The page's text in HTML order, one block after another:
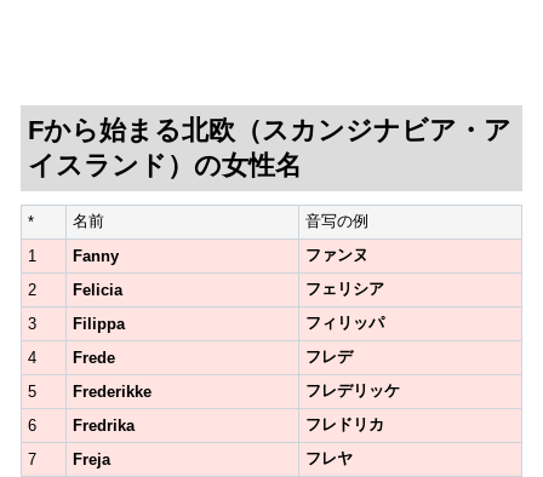
Fから始まる北欧（スカンジナビア・ア
イスランド）の女性名
* 名前
音写の例
1
Fanny
ファンヌ
2
Felicia
フェリシア
3
Filippa
フィリッパ
4
Frede
フレデ
5
Frederikke
フレデリッケ
6
Fredrika
フレドリカ
7
Freja
フレヤ